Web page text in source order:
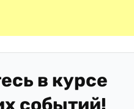
в курсе